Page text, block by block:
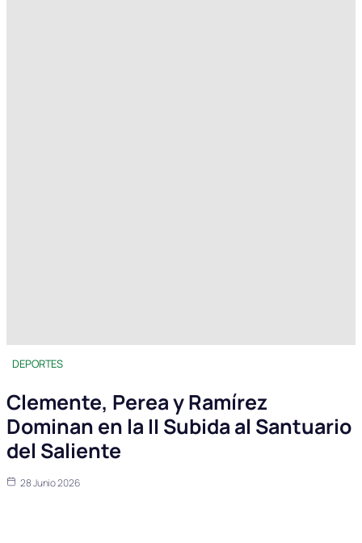
DEPORTES
Clemente, Perea y Ramírez
Dominan en la II Subida al Santuario
del Saliente
28 Junio 2026